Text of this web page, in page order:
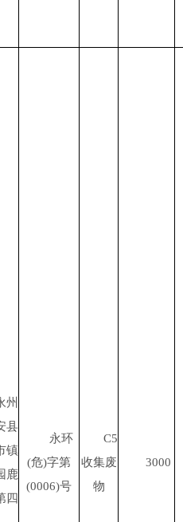
州
县
镇
鹿
四
永环
(危)字第
(0006)号
C5
收集废
物
3000